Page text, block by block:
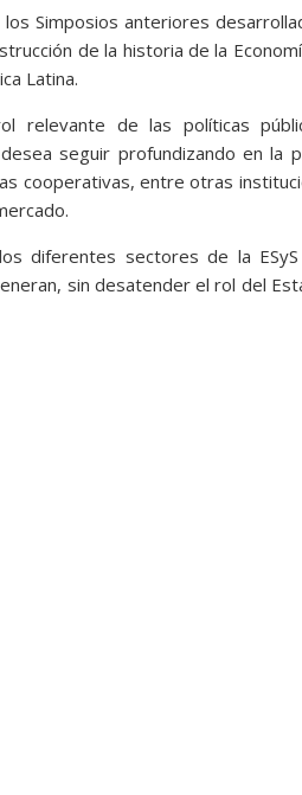
Simposios anteriores
de la historia de la
Latina.
relevante de las políticas
seguir profundizando en la
cooperativas, entre otras
diferentes sectores de la
sin desatender el rol del